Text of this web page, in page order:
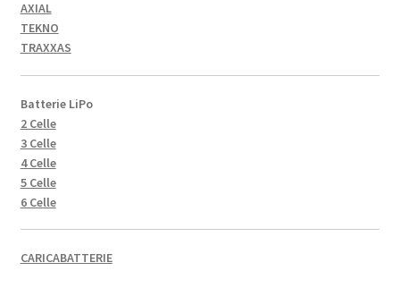
AXIAL
TEKNO
TRAXXAS
Batterie LiPo
2 Celle
3 Celle
4 Celle
5 Celle
6 Celle
CARICABATTERIE